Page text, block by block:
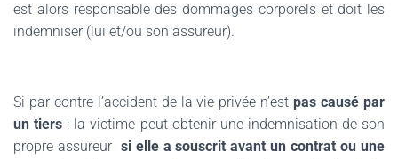
est alors responsable des dommages corporels et doit les
indemniser (lui et/ou son assureur).
Si par contre l’accident de la vie privée n’estpas causé par
un tiers : la victime peut obtenir une indemnisation de son
propre assureur si elle a souscrit avant uncontrat ou une